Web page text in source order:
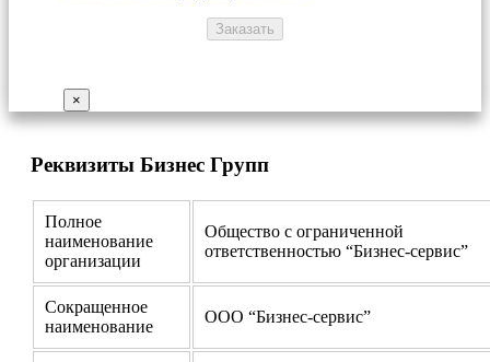
×
Реквизиты Бизнес Групп
Полное
наименование
организации
Общество с ограниченной
ответственностью “Бизнес-сервис”
Сокращенное
наименование
ООО “Бизнес-сервис”